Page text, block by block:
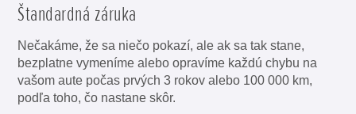
Štandardná záruka
Nečakáme, že sa niečo pokazí, ale ak sa tak stane,
bezplatne vymeníme alebo opravíme každú chybu na
vašom aute počas prvých 3 rokov alebo 100 000 km,
podľa toho, čo nastane skôr.